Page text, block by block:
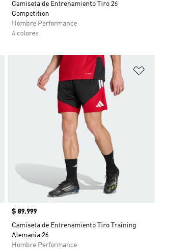
Camiseta de Entrenamiento Tiro 26
Competition
Hombre Performance
4 colores
Añadir a la lista de deseos
Precio
$ 89.999
Camiseta de Entrenamiento Tiro Training
Alemania 26
Hombre Performance